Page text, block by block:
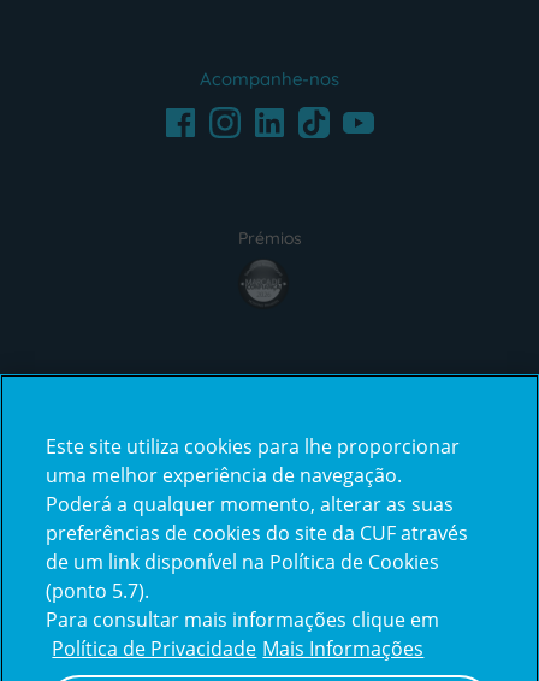
Acompanhe-nos
FacebookInstagramLinkedInTikTokYoutube
Prémios
award4
certification2certification3
Reclamações
e
Este site utiliza cookies para lhe proporcionar
uma melhor experiência de navegação.
Poderá a qualquer momento, alterar as suas
preferências de cookies do site da CUF através
de um link disponível na Política de Cookies
(ponto 5.7).
Para consultar mais informações clique em
Política de Privacidade Mais Informações